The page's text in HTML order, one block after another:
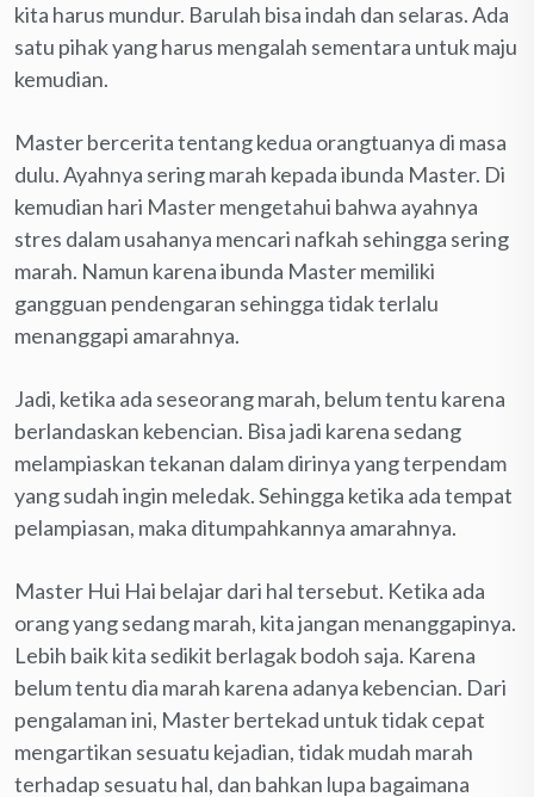
kita harus mundur. Barulah bisa indah dan selaras. Ada
satu pihak yang harus mengalah sementara untuk maju
kemudian.
Master bercerita tentang kedua orangtuanya di masa
dulu. Ayahnya sering marah kepada ibunda Master. Di
kemudian hari Master mengetahui bahwa ayahnya
stres dalam usahanya mencari nafkah sehingga sering
marah. Namun karena ibunda Master memiliki
gangguan pendengaran sehingga tidak terlalu
menanggapi amarahnya.
Jadi, ketika ada seseorang marah, belum tentu karena
berlandaskan kebencian. Bisa jadi karena sedang
melampiaskan tekanan dalam dirinya yang terpendam
yang sudah ingin meledak. Sehingga ketika ada tempat
pelampiasan, maka ditumpahkannya amarahnya.
Master Hui Hai belajar dari hal tersebut. Ketika ada
orang yang sedang marah, kita jangan menanggapinya.
Lebih baik kita sedikit berlagak bodoh saja. Karena
belum tentu dia marah karena adanya kebencian. Dari
pengalaman ini, Master bertekad untuk tidak cepat
mengartikan sesuatu kejadian, tidak mudah marah
terhadap sesuatu hal, dan bahkan lupa bagaimana